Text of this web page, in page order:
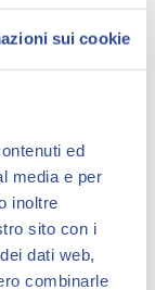
sui cookie
ed
media e per
inoltre
sito con i
dati web,
combinarle
ai